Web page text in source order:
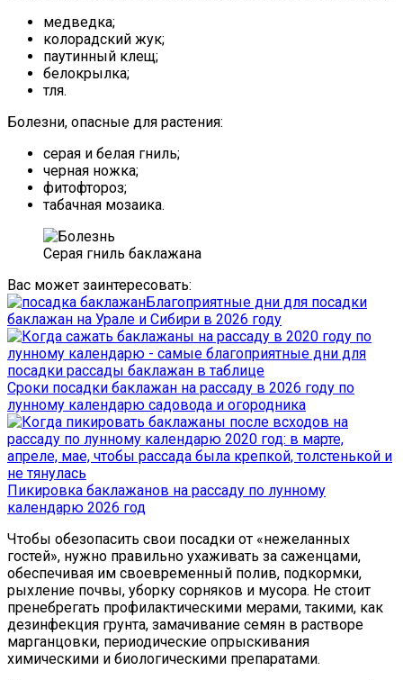
медведка;
колорадский жук;
паутинный клещ;
белокрылка;
тля.
Болезни, опасные для растения:
серая и белая гниль;
черная ножка;
фитофтороз;
табачная мозаика.
Серая гниль баклажана
Вас может заинтересовать:
Благоприятные дни для посадки
баклажан на Урале и Сибири в 2026 году
Сроки посадки баклажан на рассаду в 2026 году по
лунному календарю садовода и огородника
Пикировка баклажанов на рассаду по лунному
календарю 2026 год
Чтобы обезопасить свои посадки от «нежеланных
гостей», нужно правильно ухаживать за саженцами,
обеспечивая им своевременный полив, подкормки,
рыхление почвы, уборку сорняков и мусора. Не стоит
пренебрегать профилактическими мерами, такими, как
дезинфекция грунта, замачивание семян в растворе
марганцовки, периодические опрыскивания
химическими и биологическими препаратами.